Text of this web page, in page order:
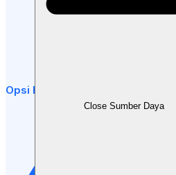
Close Sumber Daya
Opsi Pembayaran Fleksibel